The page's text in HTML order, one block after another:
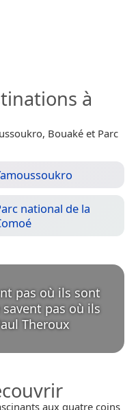
à
Bouaké et Parc
national de la
pas où ils sont
pas où ils
Theroux
aux quatre coins